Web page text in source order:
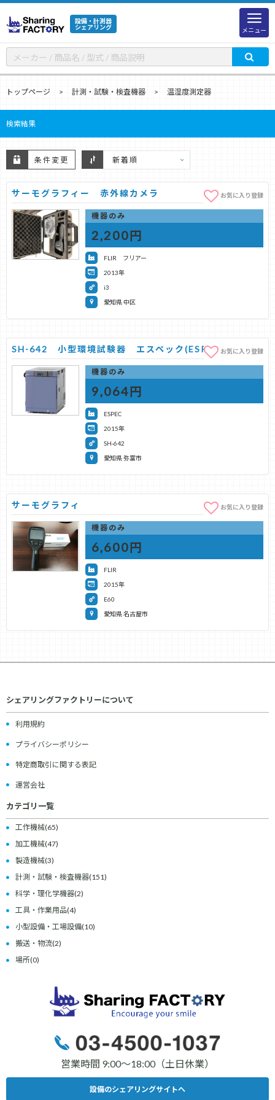
設備・計測器
シェアリング
メニュー
トップページ 計測・試験・検査機器 温湿度測定器
検索結果
条件変更
サーモグラフィー 赤外線カメラ お気に入り登録
機器のみ
2,200円
FLIR フリアー
2013年
i3
愛知県 中区
SH-642 小型環境試験器 エスペック(ESPEC)お気に入り登録
機器のみ
9,064円
ESPEC
2015年
SH-642
愛知県 弥富市
サーモグラフィ お気に入り登録
機器のみ
6,600円
FLIR
2015年
E60
愛知県 名古屋市
営業時間 9:00〜18:00（土日休業）
設備のシェアリングサイトへ
シェアリングファクトリーについて
利用規約
プライバシーポリシー
特定商取引に関する表記
運営会社
カテゴリ一覧
工作機械(65)
加工機械(47)
製造機械(3)
計測・試験・検査機器(151)
科学・理化学機器(2)
工具・作業用品(4)
小型設備・工場設備(10)
搬送・物流(2)
場所(0)